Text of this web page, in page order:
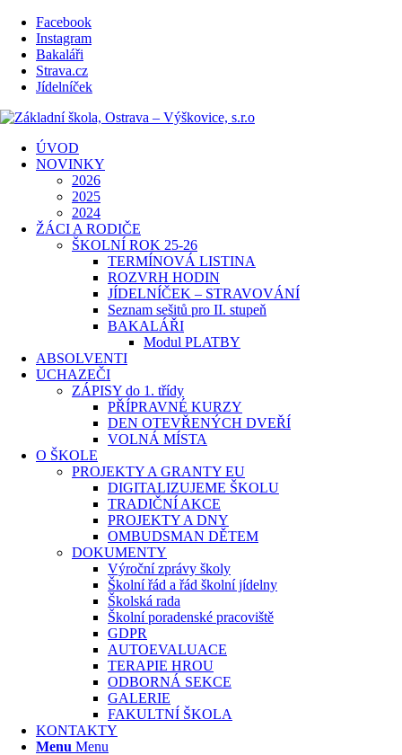
Facebook
Instagram
Bakaláři
Strava.cz
Jídelníček
ÚVOD
NOVINKY
2026
2025
2024
ŽÁCI A RODIČE
ŠKOLNÍ ROK 25-26
TERMÍNOVÁ LISTINA
ROZVRH HODIN
JÍDELNÍČEK – STRAVOVÁNÍ
Seznam sešitů pro II. stupeň
BAKALÁŘI
Modul PLATBY
ABSOLVENTI
UCHAZEČI
ZÁPISY do 1. třídy
PŘÍPRAVNÉ KURZY
DEN OTEVŘENÝCH DVEŘÍ
VOLNÁ MÍSTA
O ŠKOLE
PROJEKTY A GRANTY EU
DIGITALIZUJEME ŠKOLU
TRADIČNÍ AKCE
PROJEKTY A DNY
OMBUDSMAN DĚTEM
DOKUMENTY
Výroční zprávy školy
Školní řád a řád školní jídelny
Školská rada
Školní poradenské pracoviště
GDPR
AUTOEVALUACE
TERAPIE HROU
ODBORNÁ SEKCE
GALERIE
FAKULTNÍ ŠKOLA
KONTAKTY
Menu Menu